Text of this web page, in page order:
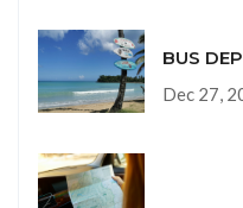
BUS
Dec 27,